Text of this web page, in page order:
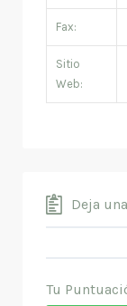
Fax:
Sitio
Web:
Deja
Tu